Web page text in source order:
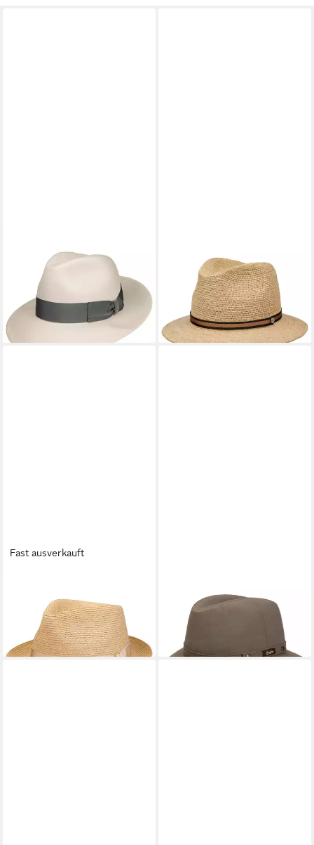
Sonnenhut (1-St) Panamahut
mit Ripsband, Made in Italy
404,00 €
lieferbar - in 3-4 Werktagen bei dir
Sonnenhut (1-St) Strohhut
mit Ripsband, Made in Italy
280,00 €
lieferbar - in 3-4 Werktagen bei dir
Fast ausverkauft
mit Ripsband, Made in Italy
184,00 €
lieferbar - in 3-4 Werktagen bei dir
Filzhut (1-St) Filzhut, Made in
304,00 €
lieferbar - in 3-4 Werktagen bei dir